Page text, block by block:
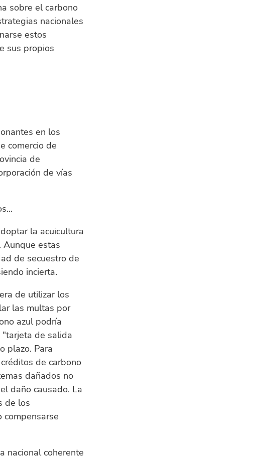
sobre el carbono
nacionales
estos
sus propios
en los
comercio de
de
de vías
la acuicultura
Aunque estas
de secuestro de
incierta.
de utilizar los
las multas por
azul podría
"tarjeta de salida
plazo. Para
de carbono
dañados no
daño causado. La
de los
compensarse
nacional coherente